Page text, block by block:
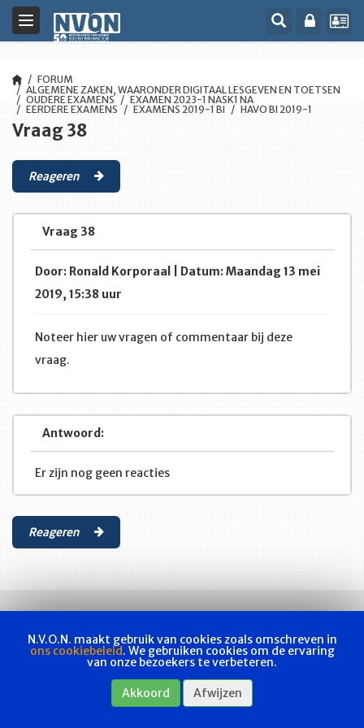
Toggle
navigation
FORUM
ALGEMENE ZAKEN, WAARONDER DIGITAAL LESGEVEN EN TOETSEN
OUDERE EXAMENS
EXAMEN 2023-1 NASK1 NA
EERDERE EXAMENS
EXAMENS 2019-1 BI HAVO BI 2019-1
Vraag 38
Reageren
Vraag 38
Door: Ronald Korporaal | Datum: Maandag 13 mei
2019, 15:38 uur
Noteer hier uw vragen of commentaar bij deze
vraag.
Antwoord:
Er zijn nog geen reacties
Reageren
Actueel Les & examen Bladen
Privacyverklaring
N.V.O.N. maakt gebruik van cookies zoals omschreven in
ons cookiebeleid. We gebruiken cookies om de ervaring
van onze bezoekers te verbeteren.
Akkoord Afwijzen